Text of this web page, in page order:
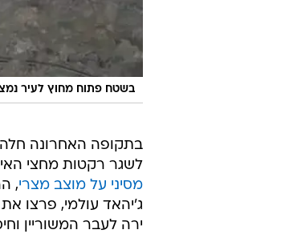
בשטח פתוח מחוץ לעיר
בתקופה האחרונה חלה
לשגר רקטות מחצי
מסיני על מוצב מצרי
ג'יהאד עולמי, פרצו
ירה לעבר המשוריין